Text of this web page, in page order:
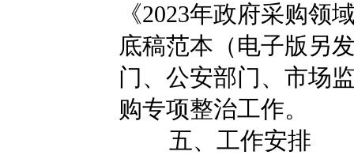
《2023年政府采购领
底稿范本（电子版另
门、公安部门、市场
购专项整治工作。
五、工作安排